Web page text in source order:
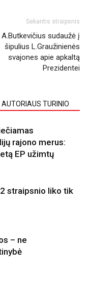
Sekantis straipsnis
A.Butkevičius sudaužė į
šipulius L.Graužinienės
svajones apie apkaltą
Prezidentei
AUTORIAUS TURINIO
rajono merus:
EP užimtų
straipsnio liko tik
– ne